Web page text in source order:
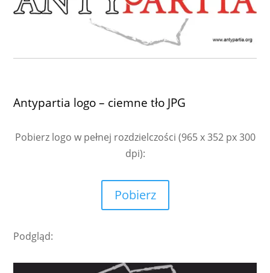
Antypartia logo – ciemne tło JPG
Pobierz logo w pełnej rozdzielczości (965 x 352 px 300
dpi):
Pobierz
Podgląd: